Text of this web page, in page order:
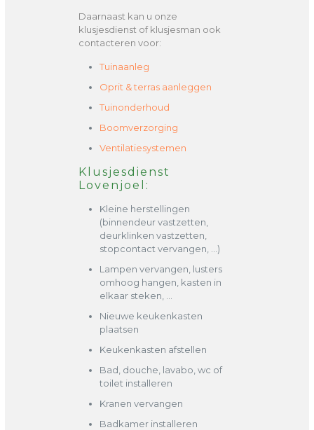
Daarnaast kan u onze
klusjesdienst of klusjesman ook
contacteren voor:
Tuinaanleg
Oprit & terras aanleggen
Tuinonderhoud
Boomverzorging
Ventilatiesystemen
Klusjesdienst
Lovenjoel:
Kleine herstellingen
(binnendeur vastzetten,
deurklinken vastzetten,
stopcontact vervangen, …)
Lampen vervangen, lusters
omhoog hangen, kasten in
elkaar steken, …
Nieuwe keukenkasten
plaatsen
Keukenkasten afstellen
Bad, douche, lavabo, wc of
toilet installeren
Kranen vervangen
Badkamer installeren